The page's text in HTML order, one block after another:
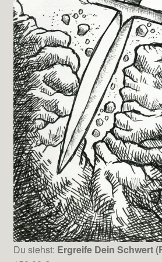
Du siehst: Ergreife Dein Schwert